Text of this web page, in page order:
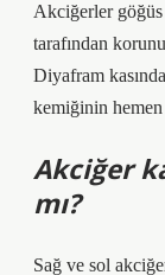
Akciğerler
tarafından
Diyafram
kemiğinin hemen
Akciğer
mı?
Sağ ve sol